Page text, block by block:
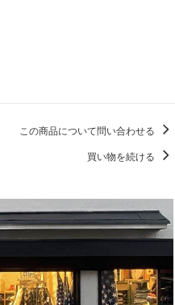
この商品について問い合わせる
買い物を続ける